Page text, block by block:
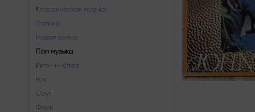
Классическая музыка
Латино
Новая волна
Поп музыка
Ритм-н-блюз
Рок
Соул
Фанк